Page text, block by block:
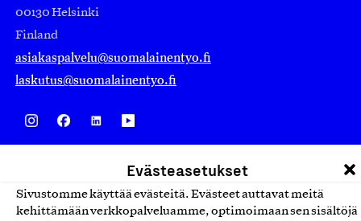
Evästeasetukset
Sivustomme käyttää evästeitä. Evästeet auttavat meitä
kehittämään verkkopalveluamme, optimoimaan sen sisältöjä
00130 Helsinki
Finland
asiakaspalvelu@suomalainentyo.fi
laskutus@suomalainentyo.fi